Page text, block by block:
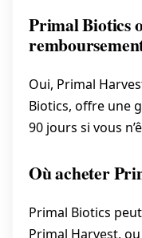
Primal Biotics
Oui, Primal
Biotics, offre une
90 jours si vous
Où acheter
Primal Biotics
Primal Harvest,